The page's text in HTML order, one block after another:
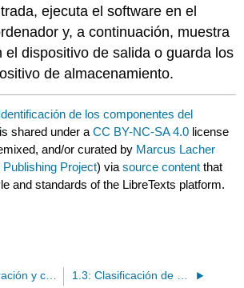
ejecuta el software en el
y, a continuación, muestra
el dispositivo de salida o guarda los
de almacenamiento.
de los componentes del
is shared under aCC BY-NC-SA 4.0 license
and/or curated by Marcus Lacher
Project) viasource content that
and standards of the LibreTexts platform.
1.1: Comparación y contraste de computadoras personales 1.3: Clasificación de varios dispositivos periféricos